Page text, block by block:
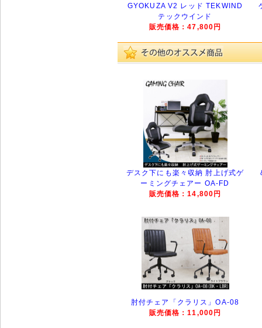
GYOKUZA V2 レッド TEKWIND
テックウインド
販売価格：47,800円
デスク下にも楽々収納 肘上げ式ゲ
ーミングチェアー OA-FD
販売価格：14,800円
肘付チェア「クラリス」OA-08
販売価格：11,000円